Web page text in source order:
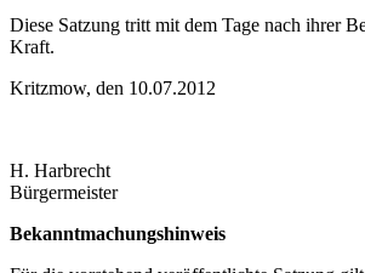
Diese Satzung tritt mit dem Tage nach ihrer
Kraft.
Kritzmow, den 10.07.2012
H. Harbrecht
Bürgermeister
Bekanntmachungshinweis